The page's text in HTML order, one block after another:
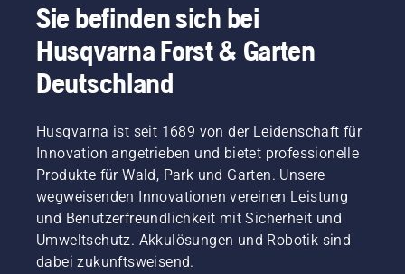
Aufsitzfrontmäher für Privatanwender
professionelle Aufsitzfrontmäher. Besuchen Sie
unseren Einkaufsleitfaden für Aufsitzfrontmäher,
um die beste Lösung für Sie zu finden.
Sie befinden sich bei
Husqvarna Forst & Garten
Deutschland
Husqvarna ist seit 1689 von der Leidenschaft für
Innovation angetrieben und bietet professionelle
Produkte für Wald, Park und Garten. Unsere
wegweisenden Innovationen vereinen Leistung
und Benutzerfreundlichkeit mit Sicherheit und
Umweltschutz. Akkulösungen und Robotik sind
dabei zukunftsweisend.